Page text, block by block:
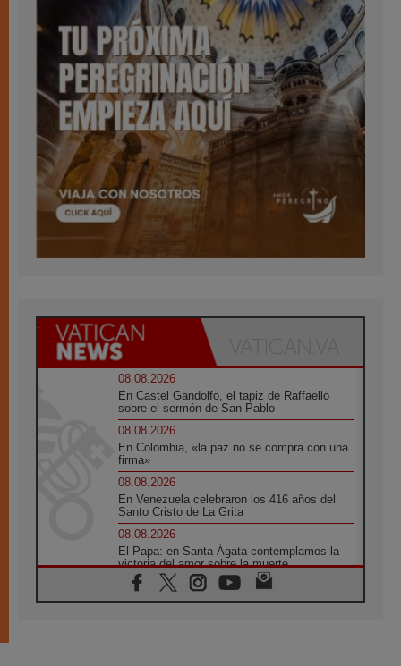
08.08.2026
En Castel Gandolfo, el tapiz de Raffaello
sobre el sermón de San Pablo
08.08.2026
En Colombia, «la paz no se compra con una
firma»
08.08.2026
En Venezuela celebraron los 416 años del
Santo Cristo de La Grita
08.08.2026
El Papa: en Santa Ágata contemplamos la
victoria del amor sobre la muerte
08.08.2026
León XIV visitará el Santuario de la Madre